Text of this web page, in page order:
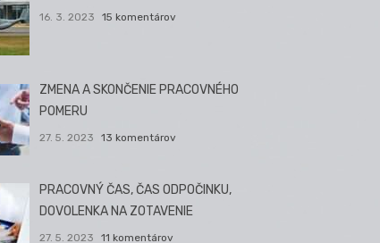
16. 3. 2023 15 komentárov
ZMENA A SKONČENIE PRACOVNÉHO
POMERU
27. 5. 2023 13 komentárov
PRACOVNÝ ČAS, ČAS ODPOČINKU,
DOVOLENKA NA ZOTAVENIE
27. 5. 2023 11 komentárov